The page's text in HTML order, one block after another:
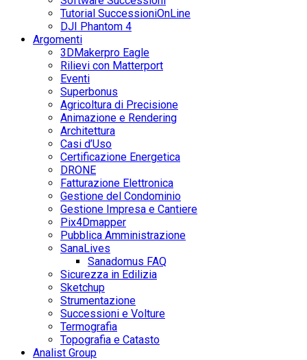
Tutorial SuccessioniOnLine
DJI Phantom 4
Argomenti
3DMakerpro Eagle
Rilievi con Matterport
Eventi
Superbonus
Agricoltura di Precisione
Animazione e Rendering
Architettura
Casi d’Uso
Certificazione Energetica
DRONE
Fatturazione Elettronica
Gestione del Condominio
Gestione Impresa e Cantiere
Pix4Dmapper
Pubblica Amministrazione
SanaLives
Sanadomus FAQ
Sicurezza in Edilizia
Sketchup
Strumentazione
Successioni e Volture
Termografia
Topografia e Catasto
Analist Group